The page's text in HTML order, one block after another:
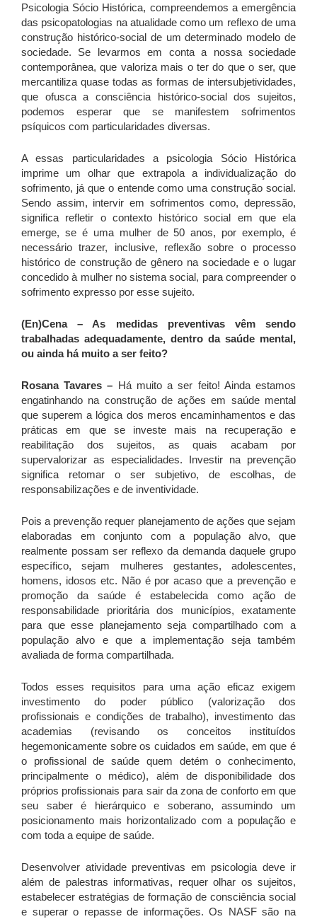
Psicologia Sócio Histórica, compreendemos a emergência
das psicopatologias na atualidade como um reflexo de uma
construção histórico-social de um determinado modelo de
sociedade. Se levarmos em conta a nossa sociedade
contemporânea, que valoriza mais o ter do que o ser, que
mercantiliza quase todas as formas de intersubjetividades,
que ofusca a consciência histórico-social dos sujeitos,
podemos esperar que se manifestem sofrimentos
psíquicos com particularidades diversas.
A essas particularidades a psicologia Sócio Histórica
imprime um olhar que extrapola a individualização do
sofrimento, já que o entende como uma construção social.
Sendo assim, intervir em sofrimentos como, depressão,
significa refletir o contexto histórico social em que ela
emerge, se é uma mulher de 50 anos, por exemplo, é
necessário trazer, inclusive, reflexão sobre o processo
histórico de construção de gênero na sociedade e o lugar
concedido à mulher no sistema social, para compreender o
sofrimento expresso por esse sujeito.
(En)Cena – As medidas preventivas vêm sendo
trabalhadas adequadamente, dentro da saúde mental,
ou ainda há muito a ser feito?
Rosana Tavares – Há muito a ser feito! Ainda estamos
engatinhando na construção de ações em saúde mental
que superem a lógica dos meros encaminhamentos e das
práticas em que se investe mais na recuperação e
reabilitação dos sujeitos, as quais acabam por
supervalorizar as especialidades. Investir na prevenção
significa retomar o ser subjetivo, de escolhas, de
responsabilizações e de inventividade.
Pois a prevenção requer planejamento de ações que sejam
elaboradas em conjunto com a população alvo, que
realmente possam ser reflexo da demanda daquele grupo
específico, sejam mulheres gestantes, adolescentes,
homens, idosos etc. Não é por acaso que a prevenção e
promoção da saúde é estabelecida como ação de
responsabilidade prioritária dos municípios, exatamente
para que esse planejamento seja compartilhado com a
população alvo e que a implementação seja também
avaliada de forma compartilhada.
Todos esses requisitos para uma ação eficaz exigem
investimento do poder público (valorização dos
profissionais e condições de trabalho), investimento das
academias (revisando os conceitos instituídos
hegemonicamente sobre os cuidados em saúde, em que é
o profissional de saúde quem detém o conhecimento,
principalmente o médico), além de disponibilidade dos
próprios profissionais para sair da zona de conforto em que
seu saber é hierárquico e soberano, assumindo um
posicionamento mais horizontalizado com a população e
com toda a equipe de saúde.
Desenvolver atividade preventivas em psicologia deve ir
além de palestras informativas, requer olhar os sujeitos,
estabelecer estratégias de formação de consciência social
e superar o repasse de informações. Os NASF são na